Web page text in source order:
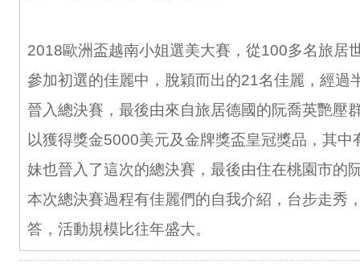
2018歐洲盃越南小姐選美大賽，從100多名旅居
參加初選的佳麗中，脫穎而出的21名佳麗，經過
晉入總決賽，最後由來自旅居德國的阮喬英艷壓
以獲得獎金5000美元及金牌獎盃皇冠獎品，其中
妹也晉入了這次的總決賽，最後由住在桃園市的
本次總決賽過程有佳麗們的自我介紹，台步走秀
答，活動規模比往年盛大。